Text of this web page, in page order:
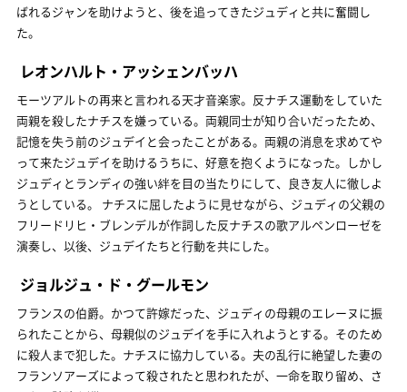
ばれるジャンを助けようと、後を追ってきたジュディと共に奮闘し
た。
レオンハルト・アッシェンバッハ
モーツアルトの再来と言われる天才音楽家。反ナチス運動をしていた
両親を殺したナチスを嫌っている。両親同士が知り合いだったため、
記憶を失う前のジュデイと会ったことがある。両親の消息を求めてや
って来たジュデイを助けるうちに、好意を抱くようになった。しかし
ジュディとランディの強い絆を目の当たりにして、良き友人に徹しよ
うとしている。 ナチスに屈したように見せながら、ジュディの父親の
フリードリヒ・ブレンデルが作詞した反ナチスの歌アルペンローゼを
演奏し、以後、ジュデイたちと行動を共にした。
ジョルジュ・ド・グールモン
フランスの伯爵。かつて許嫁だった、ジュディの母親のエレーヌに振
られたことから、母親似のジュデイを手に入れようとする。そのため
に殺人まで犯した。ナチスに協力している。夫の乱行に絶望した妻の
フランソアーズによって殺されたと思われたが、一命を取り留め、さ